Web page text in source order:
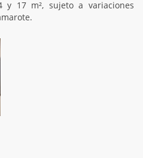
y 17 m², sujeto a variaciones